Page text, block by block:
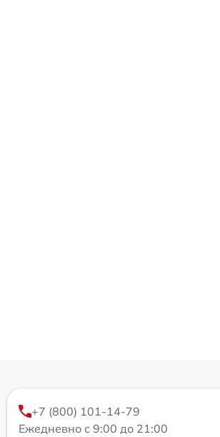
+7 (800) 101-14-79
Ежедневно с 9:00 до 21:00